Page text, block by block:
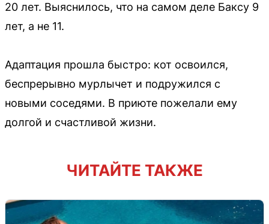
20 лет. Выяснилось, что на самом деле Баксу 9
лет, а не 11.
Адаптация прошла быстро: кот освоился,
беспрерывно мурлычет и подружился с
новыми соседями. В приюте пожелали ему
долгой и счастливой жизни.
ЧИТАЙТЕ ТАКЖЕ